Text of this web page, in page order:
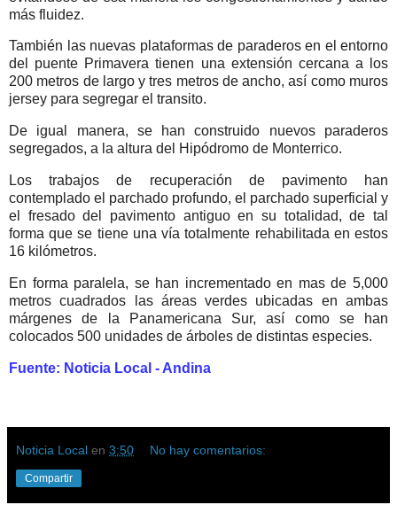
más fluidez.
También las nuevas plataformas de paraderos en el entorno
del puente Primavera tienen una extensión cercana a los
200 metros de largo y tres metros de ancho, así como muros
jersey para segregar el transito.
De igual manera, se han construido nuevos paraderos
segregados, a la altura del Hipódromo de Monterrico.
Los trabajos de recuperación de pavimento han
contemplado el parchado profundo, el parchado superficial y
el fresado del pavimento antiguo en su totalidad, de tal
forma que se tiene una vía totalmente rehabilitada en estos
16 kilómetros.
En forma paralela, se han incrementado en mas de 5,000
metros cuadrados las áreas verdes ubicadas en ambas
márgenes de la Panamericana Sur, así como se han
colocados 500 unidades de árboles de distintas especies.
Fuente: Noticia Local - Andina
Noticia Local en 3:50 No hay comentarios:
Compartir